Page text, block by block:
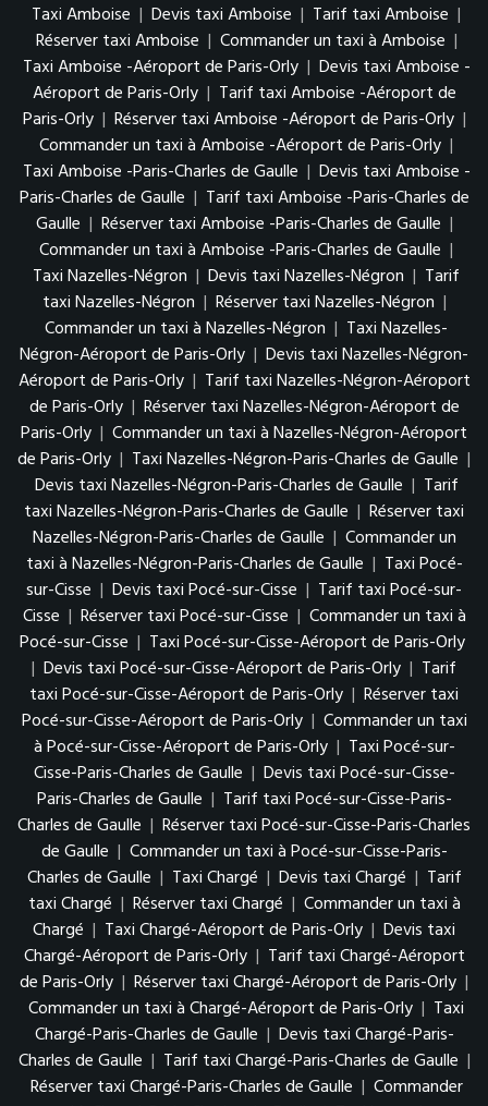
Taxi Amboise | Devis taxi Amboise | Tarif taxi Amboise |
Réserver taxi Amboise | Commander un taxi à Amboise |
Taxi Amboise -Aéroport de Paris-Orly | Devis taxi Amboise -
Aéroport de Paris-Orly | Tarif taxi Amboise -Aéroport de
Paris-Orly | Réserver taxi Amboise -Aéroport de Paris-Orly |
Commander un taxi à Amboise -Aéroport de Paris-Orly |
Taxi Amboise -Paris-Charles de Gaulle | Devis taxi Amboise -
Paris-Charles de Gaulle | Tarif taxi Amboise -Paris-Charles de
Gaulle | Réserver taxi Amboise -Paris-Charles de Gaulle |
Commander un taxi à Amboise -Paris-Charles de Gaulle |
Taxi Nazelles-Négron | Devis taxi Nazelles-Négron | Tarif
taxi Nazelles-Négron | Réserver taxi Nazelles-Négron |
Commander un taxi à Nazelles-Négron | Taxi Nazelles-
Négron-Aéroport de Paris-Orly | Devis taxi Nazelles-Négron-
Aéroport de Paris-Orly | Tarif taxi Nazelles-Négron-Aéroport
de Paris-Orly | Réserver taxi Nazelles-Négron-Aéroport de
Paris-Orly | Commander un taxi à Nazelles-Négron-Aéroport
de Paris-Orly | Taxi Nazelles-Négron-Paris-Charles de Gaulle |
Devis taxi Nazelles-Négron-Paris-Charles de Gaulle | Tarif
taxi Nazelles-Négron-Paris-Charles de Gaulle | Réserver taxi
Nazelles-Négron-Paris-Charles de Gaulle | Commander un
taxi à Nazelles-Négron-Paris-Charles de Gaulle | Taxi Pocé-
sur-Cisse | Devis taxi Pocé-sur-Cisse | Tarif taxi Pocé-sur-
Cisse | Réserver taxi Pocé-sur-Cisse | Commander un taxi à
Pocé-sur-Cisse | Taxi Pocé-sur-Cisse-Aéroport de Paris-Orly
| Devis taxi Pocé-sur-Cisse-Aéroport de Paris-Orly | Tarif
taxi Pocé-sur-Cisse-Aéroport de Paris-Orly | Réserver taxi
Pocé-sur-Cisse-Aéroport de Paris-Orly | Commander un taxi
à Pocé-sur-Cisse-Aéroport de Paris-Orly | Taxi Pocé-sur-
Cisse-Paris-Charles de Gaulle | Devis taxi Pocé-sur-Cisse-
Paris-Charles de Gaulle | Tarif taxi Pocé-sur-Cisse-Paris-
Charles de Gaulle | Réserver taxi Pocé-sur-Cisse-Paris-Charles
de Gaulle | Commander un taxi à Pocé-sur-Cisse-Paris-
Charles de Gaulle | Taxi Chargé | Devis taxi Chargé | Tarif
taxi Chargé | Réserver taxi Chargé | Commander un taxi à
Chargé | Taxi Chargé-Aéroport de Paris-Orly | Devis taxi
Chargé-Aéroport de Paris-Orly | Tarif taxi Chargé-Aéroport
de Paris-Orly | Réserver taxi Chargé-Aéroport de Paris-Orly |
Commander un taxi à Chargé-Aéroport de Paris-Orly | Taxi
Chargé-Paris-Charles de Gaulle | Devis taxi Chargé-Paris-
Charles de Gaulle | Tarif taxi Chargé-Paris-Charles de Gaulle |
Réserver taxi Chargé-Paris-Charles de Gaulle | Commander